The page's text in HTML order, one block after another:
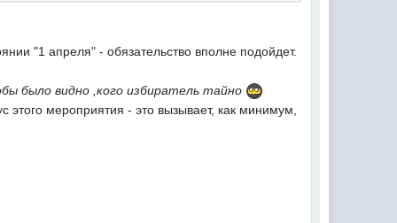
"1 апреля" - обязательство вполне подойдет.
было видно ,кого избиратель тайно
этого мероприятия - это вызывает, как минимум,